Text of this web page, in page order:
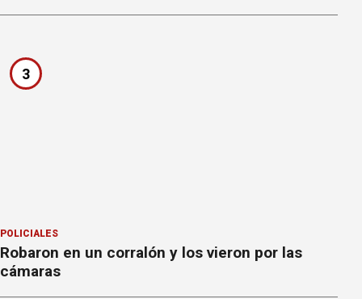
3
POLICIALES
Robaron en un corralón y los vieron por las
cámaras